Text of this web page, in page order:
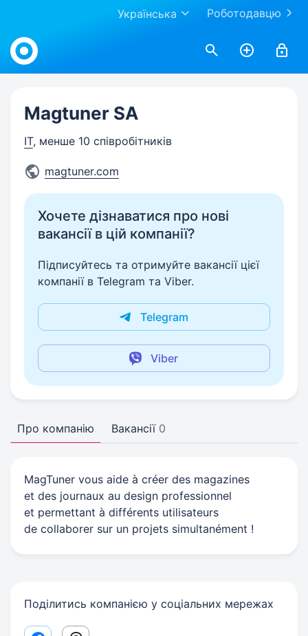
Роботодавцю
Українська
Work.ua
Magtuner SA
IT, менше 10 співробітників
magtuner.com
Хочете дізнаватися про нові
вакансії в цій компанії?
Підписуйтесь та отримуйте вакансії цієї
компанії в Telegram та Viber.
Telegram
Viber
Про компанію Вакансії 0
MagTuner vous aide à créer des magazines
et des journaux au design professionnel
et permettant à différents utilisateurs
de collaborer sur un projets simultanément !
Поділитись компанією у соціальних мережах